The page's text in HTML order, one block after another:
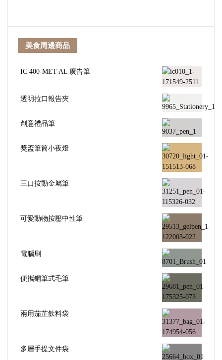
美食周邊商品
IC 400-MET AL 廣告筆
透明拉口報告夾
創意禮品筆
獎盃筆筒小夜燈
三口按動金屬筆
可愛動物按壓中性筆
電腦刷
便攜鋼筆式毛筆
兩用茄芷飲料袋
多層手提文件袋